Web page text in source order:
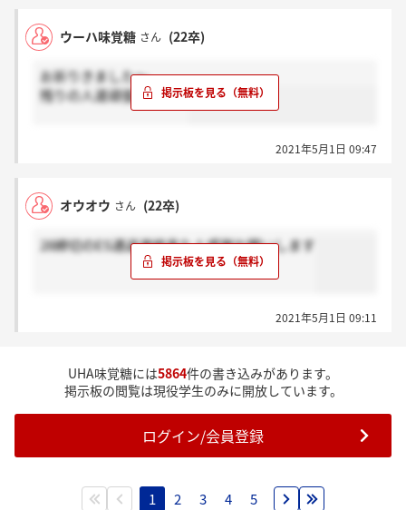
ウーハ味覚糖 さん (22卒)
お祈りきました～
残りの人達頑張ってね～
2021年5月1日 09:47
オウオウ さん (22卒)
28締切のES通過連絡来た人感謝お願いします
2021年5月1日 09:11
UHA味覚糖には5864件の書き込みがあります。
掲示板の閲覧は現役学生のみに開放しています。
ログイン/会員登録
1 2 3 4 5